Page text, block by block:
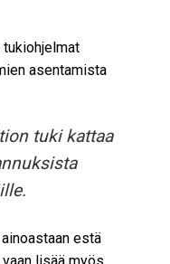
tukiohjelmat
asentamista
tuki kattaa
estä